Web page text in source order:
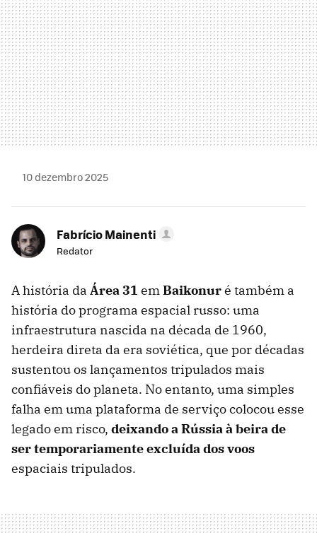
10 dezembro 2025
Fabrício Mainenti
Redator
A história da Área 31 emBaikonuré também a
história do programa espacial russo: uma
infraestrutura nascida na década de 1960,
herdeira direta da era soviética, que por décadas
sustentou os lançamentos tripulados mais
confiáveis ​​do planeta. No entanto, uma simples
falha em uma plataforma de serviço colocou esse
legado em risco, deixando a Rússia à beira de
ser temporariamente excluída dos voos
espaciais tripulados.